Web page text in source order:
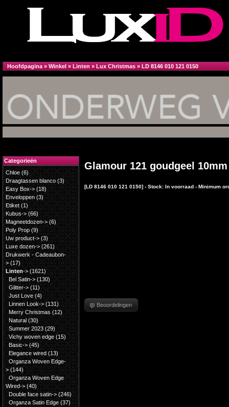
Hoofdpagina » Winkel » Linten » Lux Christmas » LD 8146 010 121 0150
Glamour 121 goudgeel
[LD 8146 010 121 0150] - Stock: In voorraad - Minimum
Beoordelingen
Categorieën
Chloe (6)
Draagtassen blanco(3)
Easy Box-> (18)
Enveloppen (3)
Etiket (1)
Kubus->(66)
Magneetdozen->(6)
Poly Prop(9)
Uw product-> (3)
Luxe dozen-> (261)
Drukwerk - Cadeaubon-
>(17)
Linten->(1621)
Bel Satin->(130)
Glitter->(11)
Just Love (4)
Linnen Look->(131)
Merry Christmas (12)
Natural(30)
Summer 2023 (29)
Vichy woven edge(15)
Basic-> (45)
Elegance wired(13)
Organza Woven Edge-
>(144)
Organza Woven Edge
Wired->(40)
Double face satin-> (246)
Organza Satin Edge(37)